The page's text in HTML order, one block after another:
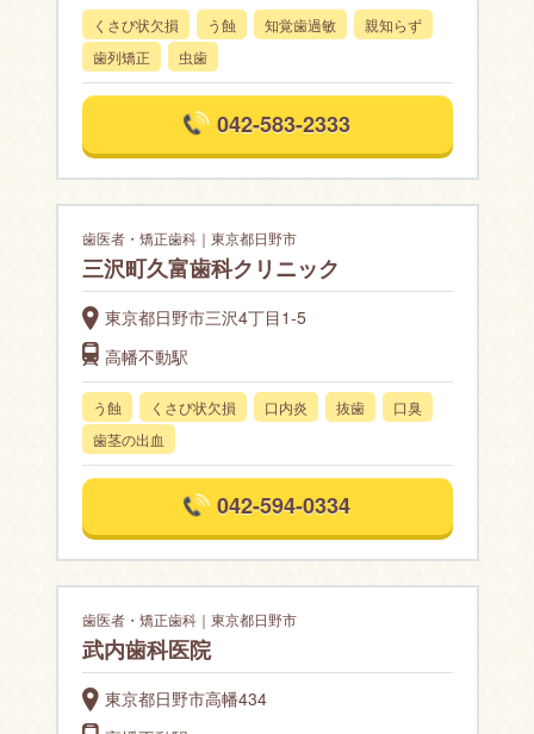
くさび状欠損 う蝕 知覚歯過敏
親知らず
歯列矯正
虫歯
042-583-2333
歯医者・矯正歯科｜東京都日野市
三沢町久富歯科クリニック
東京都日野市三沢4丁目1-5
高幡不動駅
う蝕 くさび状欠損 口内炎 抜歯
口臭
歯茎の出血
042-594-0334
歯医者・矯正歯科｜東京都日野市
武内歯科医院
東京都日野市高幡434